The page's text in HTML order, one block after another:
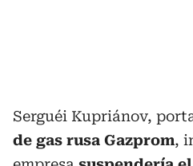
Serguéi Kupriánov,
de gas rusa Gazprom,